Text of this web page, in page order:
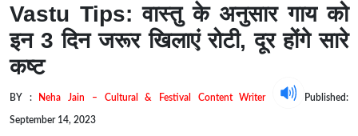
Vastu Tips: वास्तु के अनुसार गाय को
इन 3 दिन जरूर खिलाएं रोटी, दूर होंगे सारे
कष्ट
BY : Neha Jain – Cultural & Festival Content Writer Published:
September 14, 2023